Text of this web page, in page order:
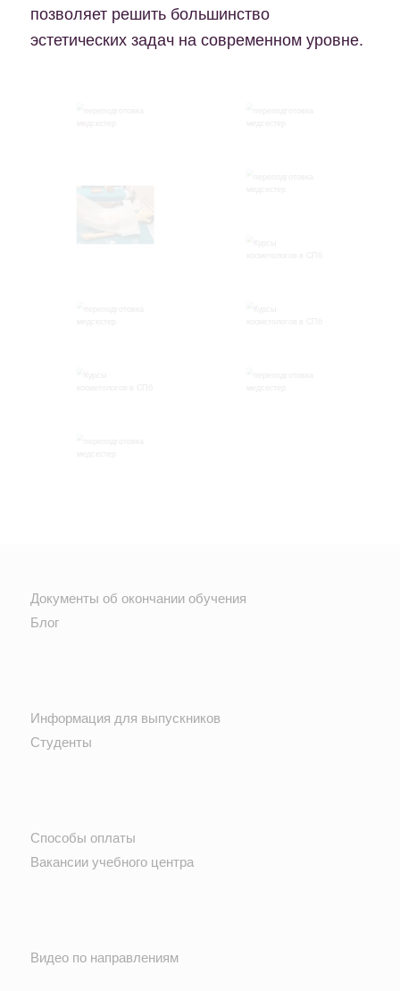
позволяет решить большинство
эстетических задач на современном уровне.
Документы об окончании обучения
Блог
Информация для выпускников
Студенты
Способы оплаты
Вакансии учебного центра
Видео по направлениям